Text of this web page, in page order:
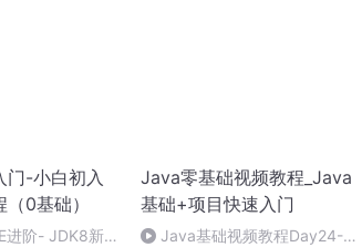
门-小白初入
0基础）
进阶- JDK8新
Java零基础视频教程_Java
基础+项目快速入门
Java基础视频教程Day24-